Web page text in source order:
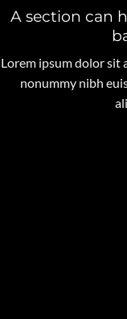
A section can
Lorem ipsum dolor sit
nonummy nibh